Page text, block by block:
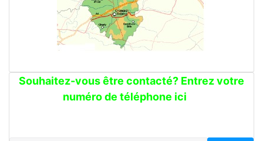
Souhaitez-vous être contacté? Entrez votre
numéro de téléphone ici